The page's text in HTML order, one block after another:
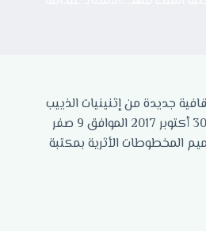
جديدة من إثنينيات الذييب
الثقافية، موعدنا هذا الأسبوع 30 أكتوبر 2017 الموافق 9 صفر
المخطوطات الأثرية بمكتبة